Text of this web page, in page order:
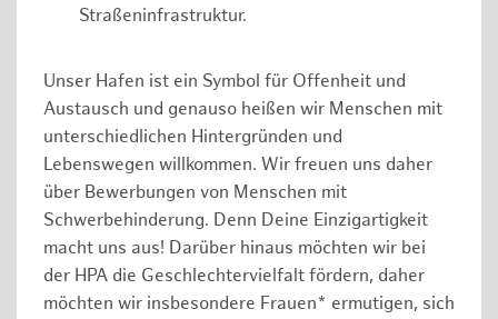
Straßeninfrastruktur.
Unser Hafen ist ein Symbol für Offenheit und
Austausch und genauso heißen wir Menschen mit
unterschiedlichen Hintergründen und
Lebenswegen willkommen. Wir freuen uns daher
über Bewerbungen von Menschen mit
Schwerbehinderung. Denn Deine Einzigartigkeit
macht uns aus! Darüber hinaus möchten wir bei
der HPA die Geschlechtervielfalt fördern, daher
möchten wir insbesondere Frauen* ermutigen, sich